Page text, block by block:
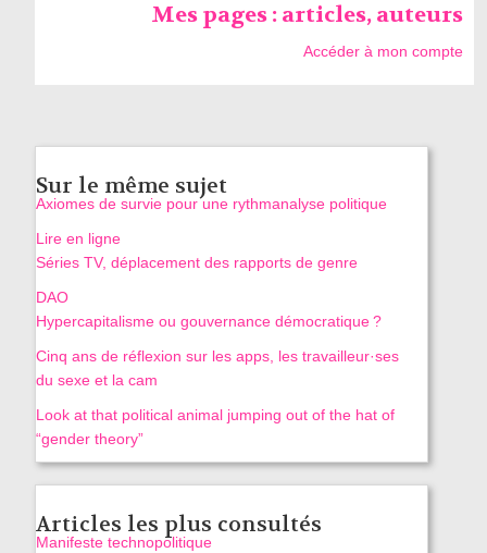
Mes pages : articles, auteurs
Accéder à mon compte
Sur le même sujet
Axiomes de survie pour une rythmanalyse politique
Lire en ligne
Séries TV, déplacement des rapports de genre
DAO
Hypercapitalisme ou gouvernance démocratique ?
Cinq ans de réflexion sur les apps, les travailleur·ses
du sexe et la cam
Look at that political animal jumping out of the hat of
“gender theory”
Articles les plus consultés
Manifeste technopolitique